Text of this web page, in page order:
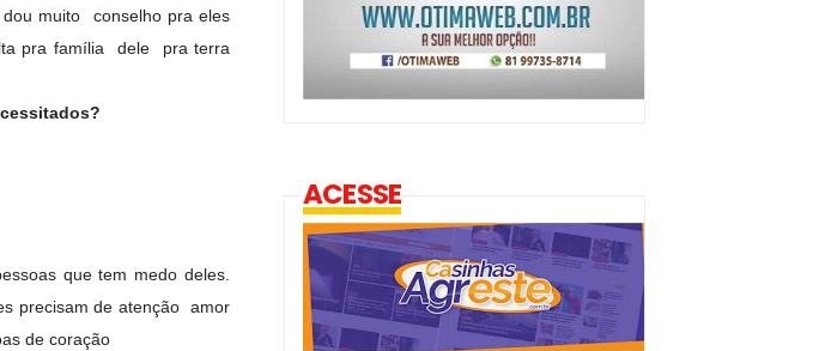
muito conselho pra eles
pra família dele pra terra
que tem medo deles.
precisam de atenção amor
de coração
ACESSE